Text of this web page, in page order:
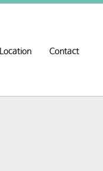
Location Contact